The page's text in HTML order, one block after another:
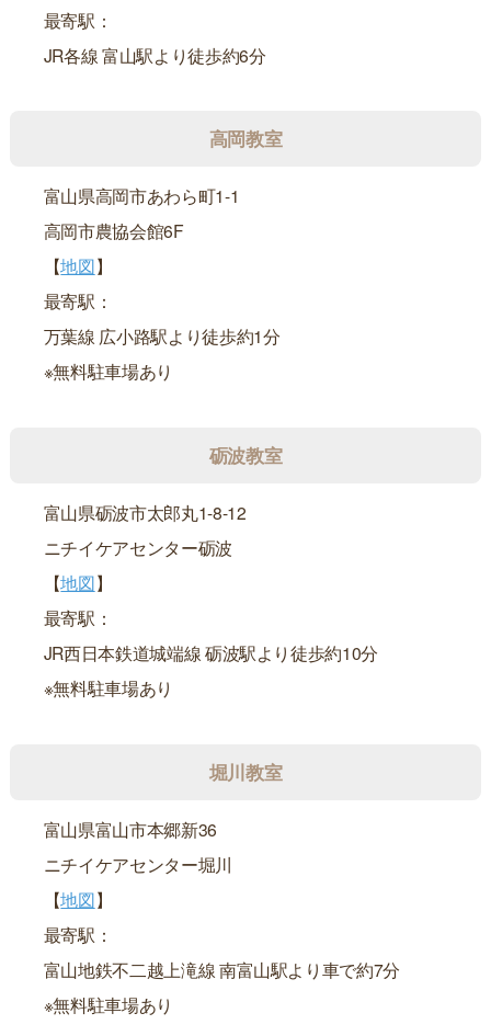
最寄駅：
JR各線 富山駅より徒歩約6分
高岡教室
富山県高岡市あわら町1-1
高岡市農協会館6F
【地図】
最寄駅：
万葉線 広小路駅より徒歩約1分
※無料駐車場あり
砺波教室
富山県砺波市太郎丸1-8-12
ニチイケアセンター砺波
【地図】
最寄駅：
JR西日本鉄道城端線 砺波駅より徒歩約10分
※無料駐車場あり
堀川教室
富山県富山市本郷新36
ニチイケアセンター堀川
【地図】
最寄駅：
富山地鉄不二越上滝線 南富山駅より車で約7分
※無料駐車場あり